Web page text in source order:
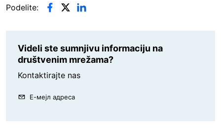
Podelite:
Videli ste sumnjivu informaciju na
društvenim mrežama?
Kontaktirajte nas
Е-мејл адреса